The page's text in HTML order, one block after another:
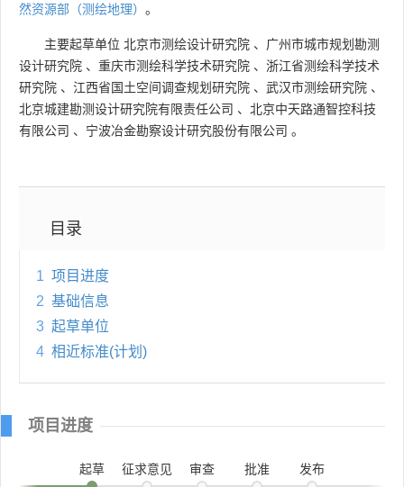
然资源部（测绘地理） 。
主要起草单位 北京市测绘设计研究院 、 广州市城市规划勘测
设计研究院 、 重庆市测绘科学技术研究院 、 浙江省测绘科学技术
研究院 、 江西省国土空间调查规划研究院 、 武汉市测绘研究院 、
北京城建勘测设计研究院有限责任公司 、 北京中天路通智控科技
有限公司 、 宁波冶金勘察设计研究股份有限公司 。
目录
1 项目进度
2 基础信息
3 起草单位
4 相近标准(计划)
项目进度
起草 征求意见 审查 批准 发布